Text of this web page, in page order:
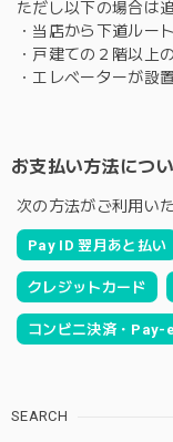
ただし以下の場合は
・当店から下道ルー
・戸建ての２階以上
・エレベーターが設
お支払い方法につ
次の方法がご利用い
Pay ID 翌月あと払い
クレジットカード
コンビニ決済・Pay-
SEARCH